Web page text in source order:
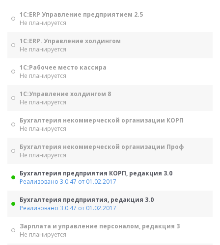
1С:ERP Управление предприятием 2.5
Не планируется
1С:ERP. Управление холдингом
Не планируется
1С:Рабочее место кассира
Не планируется
1С:Управление холдингом 8
Не планируется
Бухгалтерия некоммерческой организации КОРП
Не планируется
Бухгалтерия некоммерческой организации Проф
Не планируется
Бухгалтерия предприятия КОРП, редакция 3.0
Реализовано 3.0.47 от 01.02.2017
Бухгалтерия предприятия, редакция 3.0
Реализовано 3.0.47 от 01.02.2017
Зарплата и управление персоналом, редакция 3
Не планируется